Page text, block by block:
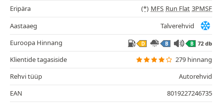
Eripära (*) MFS Run Flat 3PMSF
Aastaaeg
Talverehvid
Euroopa Hinnang
D B B 72 db
Klientide tagasiside
279 hinnang
Rehvi tüüp
Autorehvid
EAN
8019227246735